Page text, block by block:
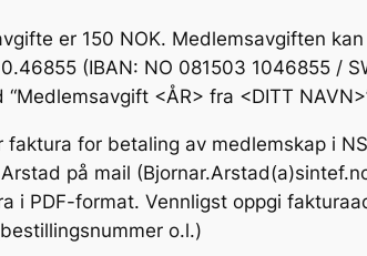
er 150 NOK. Medlemsavgiften
(IBAN: NO 081503 1046855 /
<ÅR> fra <DITT
faktura for betaling av medlemskap i
på mail
i PDF-format. Vennligst oppgi
o.l.)